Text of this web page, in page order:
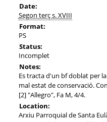
Date:
Segon terç s. XVIII
Format:
PS
Status:
Incomplet
Notes:
Es tracta d'un bf doblat per
mal estat de conservació.
[2] "Allegro", Fa M, 4/4.
Location:
Arxiu Parroquial de Santa